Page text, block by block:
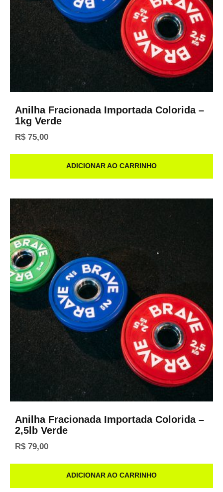
Anilha Fracionada Importada Colorida –
1kg Verde
R$75,00
ADICIONAR AO CARRINHO
Anilha Fracionada Importada Colorida –
2,5lb Verde
R$79,00
ADICIONAR AO CARRINHO